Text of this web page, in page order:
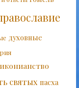
духовные
святых пасха